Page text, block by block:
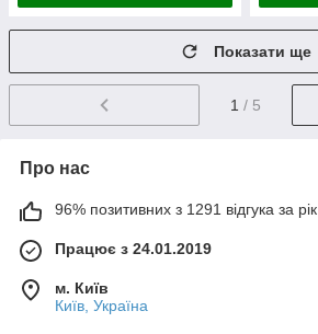
Показати ще
1 / 5
Про нас
96% позитивних з 1291 відгука за рік
Працює з 24.01.2019
м. Київ
Київ, Україна